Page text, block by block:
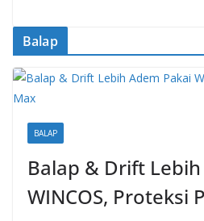
Balap
BALAP
Balap & Drift
WINCOS, Proteksi